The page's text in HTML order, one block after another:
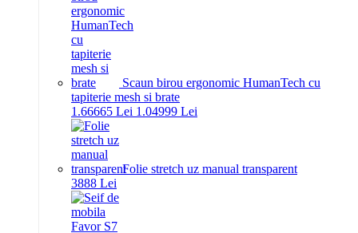
Scaun birou ergonomic HumanTech cu
tapiterie mesh si brate
1.66665 Lei 1.04999 Lei
Folie stretch uz manual transparent
3888 Lei